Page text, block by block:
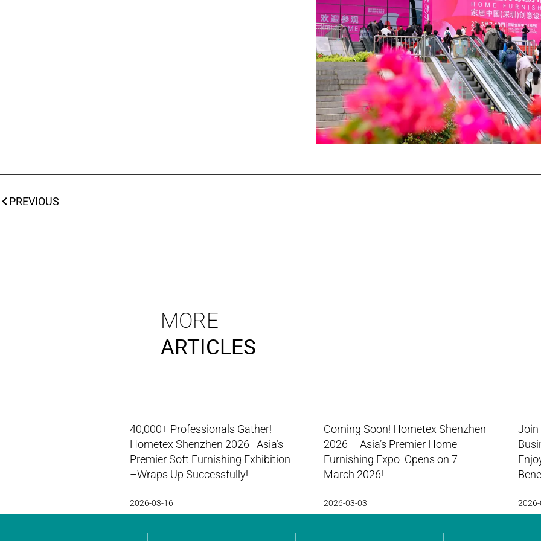
PREVIOUS
MORE
ARTICLES
40,000+ Professionals Gather!
Hometex Shenzhen 2026–Asia’s
Premier Soft Furnishing Exhibition
–Wraps Up Successfully!
2026-03-16
Coming Soon! Hometex Shenzhen
2026 – Asia’s Premier Home
Furnishing Expo Opens on 7
March 2026!
2026-03-03
Join